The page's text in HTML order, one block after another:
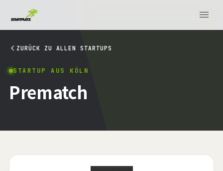
ZURÜCK ZU ALLEN STARTUPS
STARTUP AUS KÖLN
Prematch